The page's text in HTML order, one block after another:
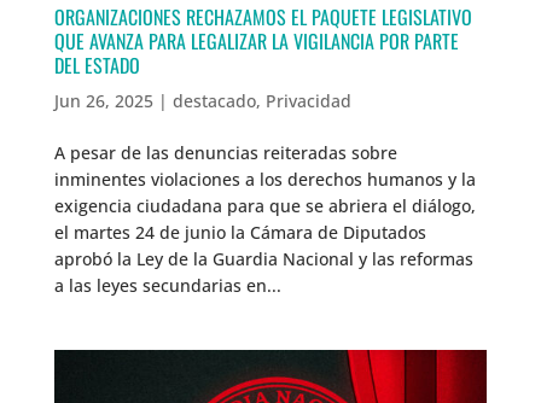
ORGANIZACIONES RECHAZAMOS EL PAQUETE LEGISLATIVO
QUE AVANZA PARA LEGALIZAR LA VIGILANCIA POR PARTE
DEL ESTADO
Jun 26, 2025| destacado, Privacidad
A pesar de las denuncias reiteradas sobre
inminentes violaciones a los derechos humanos y la
exigencia ciudadana para que se abriera el diálogo,
el martes 24 de junio la Cámara de Diputados
aprobó la Ley de la Guardia Nacional y las reformas
a las leyes secundarias en...